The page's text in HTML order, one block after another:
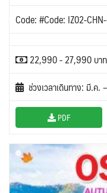
Code: #Code: IZ02-
22,990 - 27,990 บาท
ช่วงเวลาเดินทาง: มี.ค
PDF